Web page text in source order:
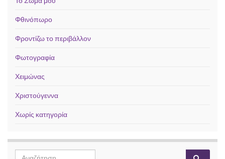
Φθινόπωρο
Φροντίζω το περιβάλλον
Φωτογραφία
Χειμώνας
Χριστούγεννα
Χωρίς κατηγορία
Search for: